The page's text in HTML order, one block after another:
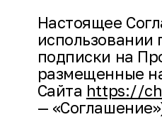
Настоящее
использовании
подписки на
размещенные
Сайта https://
—